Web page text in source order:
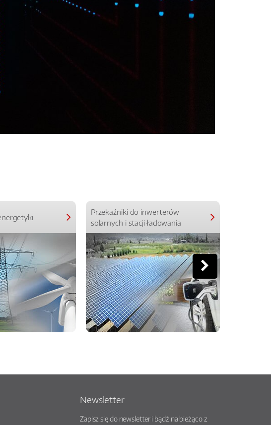
Przekaźniki do inwerterów
solarnych i stacji ładowania
Newsletter
Zapisz się do newsletter i bądź na bieżąco z